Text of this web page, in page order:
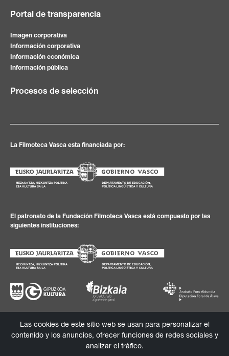
Portal de transparencia
Imagen corporativa
Información corporativa
Información económica
Información pública
Procesos de selección
La Filmoteca Vasca esta financiada por:
El patronato de la Fundación Filmoteca Vasca está compuesto por las
siguientes instituciones:
Política de
Textos
legales
Política de
cookies
Canal de
Las cookies de este sitio web se usan para personalizar el
contenido y los anuncios, ofrecer funciones de redes sociales y
analizar el tráfico.